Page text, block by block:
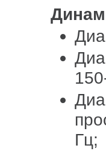
Гц;